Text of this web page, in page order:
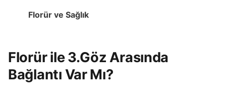
Florür ve Sağlık
Florür ile 3.Göz Arasında
Bağlantı Var Mı?